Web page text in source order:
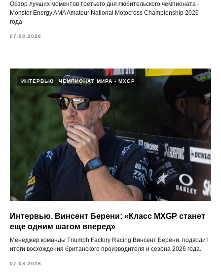
Обзор лучших моментов третьего дня любительского чемпионата -
Monster Energy AMA Amateur National Motocross Championship 2026
года
07.08.2026
ИНТЕРВЬЮ ЧЕМПИОНАТ МИРА - MXGP
Интервью. Винсент Берени: «Класс MXGP станет
еще одним шагом вперед»
Менеджер команды Triumph Factory Racing Винсент Берени, подводит
итоги восхождения британского производителя и сезона 2026 года.
07.08.2026